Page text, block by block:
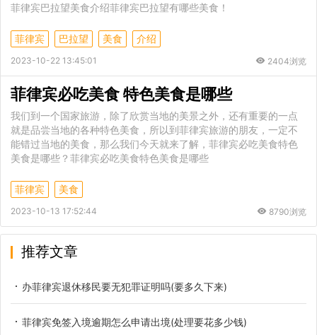
菲律宾巴拉望美食介绍菲律宾巴拉望有哪些美食！
菲律宾 巴拉望 美食 介绍
2023-10-22 13:45:01 2404浏览
菲律宾必吃美食 特色美食是哪些
我们到一个国家旅游，除了欣赏当地的美景之外，还有重要的一点
就是品尝当地的各种特色美食，所以到菲律宾旅游的朋友，一定不
能错过当地的美食，那么我们今天就来了解，菲律宾必吃美食特色
美食是哪些？菲律宾必吃美食特色美食是哪些
菲律宾 美食
2023-10-13 17:52:44 8790浏览
推荐文章
办菲律宾退休移民要无犯罪证明吗(要多久下来)
菲律宾免签入境逾期怎么申请出境(处理要花多少钱)